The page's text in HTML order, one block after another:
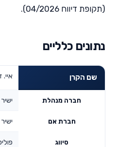
(תקופת דיווח 04/2026).
נתונים כלליים
שם הקרן איי.
חברה מנהלת
חברת אם
סיווג